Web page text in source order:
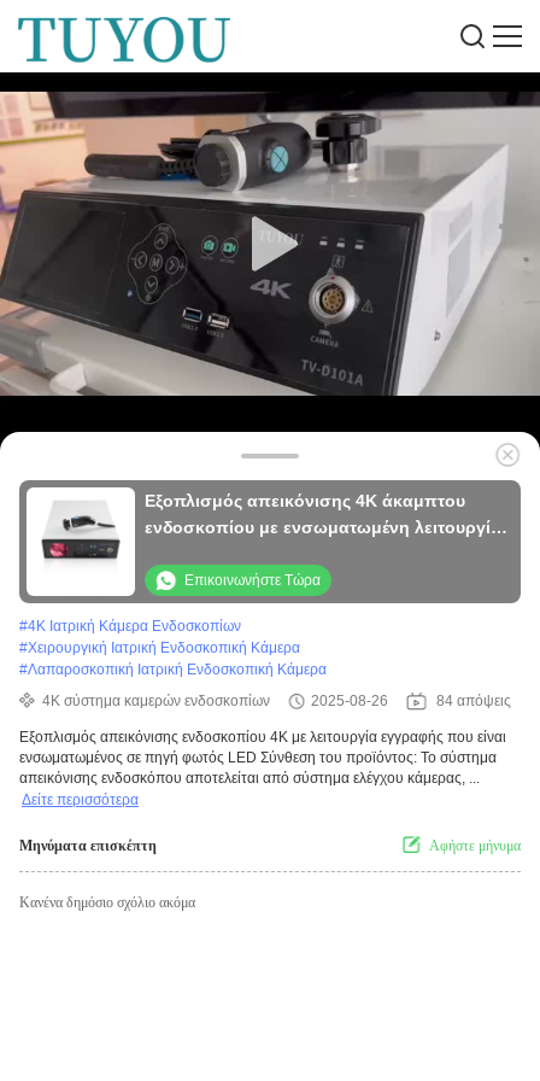
Εξοπλισμός απεικόνισης 4K άκαμπτου
ενδοσκοπίου με ενσωματωμένη λειτουργία
LED
Επικοινωνήστε Τώρα
#4K Ιατρική Κάμερα Ενδοσκοπίων
#Χειρουργική Ιατρική Ενδοσκοπική Κάμερα
#Λαπαροσκοπική Ιατρική Ενδοσκοπική Κάμερα
4K σύστημα καμερών ενδοσκοπίων
2025-08-26 84 απόψεις
Εξοπλισμός απεικόνισης ενδοσκοπίου 4K με λειτουργία εγγραφής που είναι
ενσωματωμένος σε πηγή φωτός LED Σύνθεση του προϊόντος: Το σύστημα
απεικόνισης ενδοσκόπου αποτελείται από σύστημα ελέγχου κάμερας, ...
Δείτε περισσότερα
Μηνύματα επισκέπτη Αφήστε μήνυμα
Κανένα δημόσιο σχόλιο ακόμα